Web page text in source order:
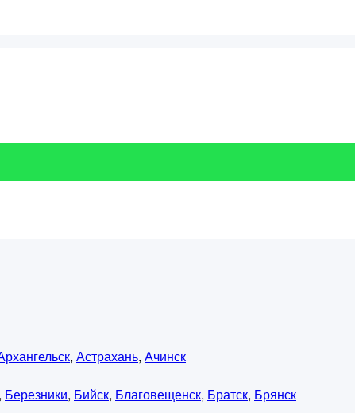
, Астрахань, Ачинск
, Березники, Бийск, Благовещенск, Братск, Брянск